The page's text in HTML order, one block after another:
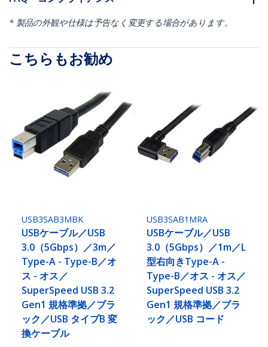
* 製品の外観や仕様は予告なく変更する場合があります。
こちらもお勧め
USB3SAB3MBK
USBケーブル／USB
3.0（5Gbps）／3m／
Type-A - Type-B／オ
ス - オス／
SuperSpeed USB 3.2
Gen1 規格準拠／ブラ
ック／USB タイプB 変
換ケーブル
USB3SAB1MRA
USBケーブル／USB
3.0（5Gbps）／1m／L
型右向きType-A -
Type-B／オス - オス／
SuperSpeed USB 3.2
Gen1 規格準拠／ブラ
ック／USB コード